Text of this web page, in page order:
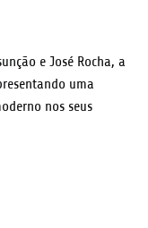
e José Rocha, a
uma
nos seus